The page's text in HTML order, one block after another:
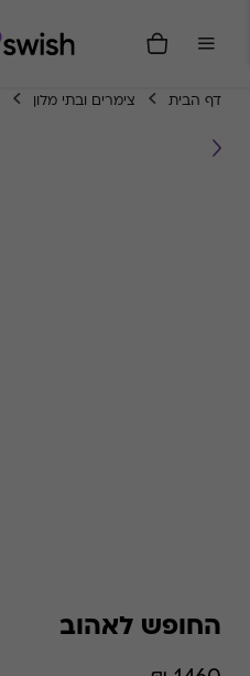
דף הבית צימרים ובתי מלון
החופש לאהוב